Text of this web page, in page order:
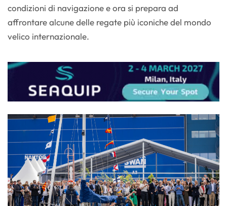
condizioni di navigazione e ora si prepara ad
affrontare alcune delle regate più iconiche del mondo
velico internazionale.